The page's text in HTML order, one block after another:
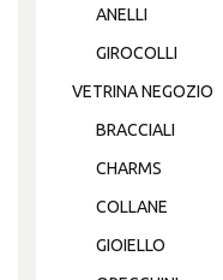
ANELLI
GIROCOLLI
VETRINA NEGOZIO
BRACCIALI
CHARMS
COLLANE
GIOIELLO